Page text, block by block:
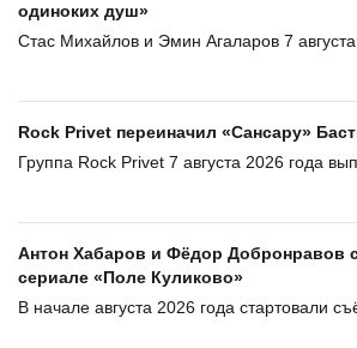
одиноких душ»
Стас Михайлов и Эмин Агаларов 7
Rock Privet переиначил «Сансару»
Группа Rock Privet 7 августа 2026 года
Антон Хабаров и Фёдор Добронравов
сериале «Поле Куликово»
В начале августа 2026 года стартовали